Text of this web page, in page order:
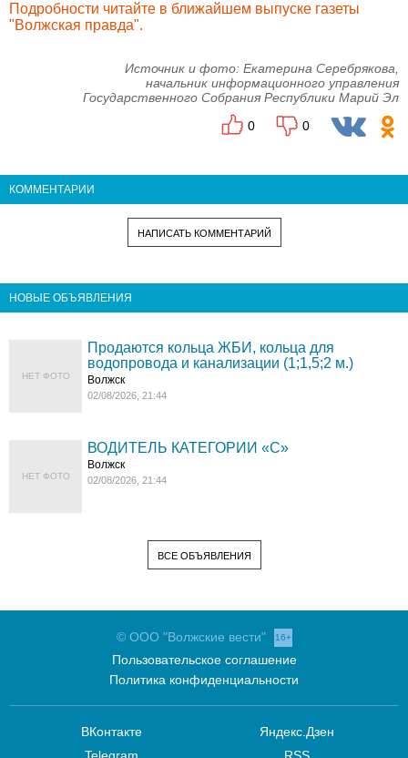
Подробности читайте в ближайшем выпуске газеты
"Волжская правда".
Источник и фото: Екатерина Серебрякова,
начальник информационного управления
Государственного Собрания Республики Марий Эл
0
0
КОММЕНТАРИИ
НАПИСАТЬ КОММЕНТАРИЙ
НОВЫЕ ОБЪЯВЛЕНИЯ
НЕТ ФОТО
Продаются кольца ЖБИ, кольца для
водопровода и канализации (1;1,5;2 м.)
Волжск
02/08/2026, 21:44
НЕТ ФОТО
ВОДИТЕЛЬ КАТЕГОРИИ «C»
Волжск
02/08/2026, 21:44
ВСЕ ОБЪЯВЛЕНИЯ
© ООО "Волжские вести" 16+
Пользовательское соглашение
Политика конфиденциальности
ВКонтакте
Яндекс.Дзен